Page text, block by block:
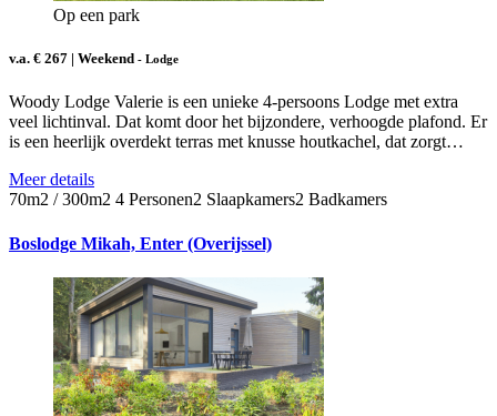
Op een park
v.a. € 267 | Weekend - Lodge
Woody Lodge Valerie is een unieke 4-persoons Lodge met extra
veel lichtinval. Dat komt door het bijzondere, verhoogde plafond. Er
is een heerlijk overdekt terras met knusse houtkachel, dat zorgt…
Meer details
70m2 / 300m2 4 Personen2 Slaapkamers2 Badkamers
Boslodge Mikah, Enter (Overijssel)